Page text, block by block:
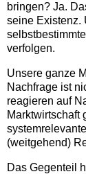
bringen? Ja.
seine Existenz.
verfolgen.
Unsere ganze
Nachfrage ist
reagieren auf
Marktwirtschaft
(weitgehend)
Das Gegenteil